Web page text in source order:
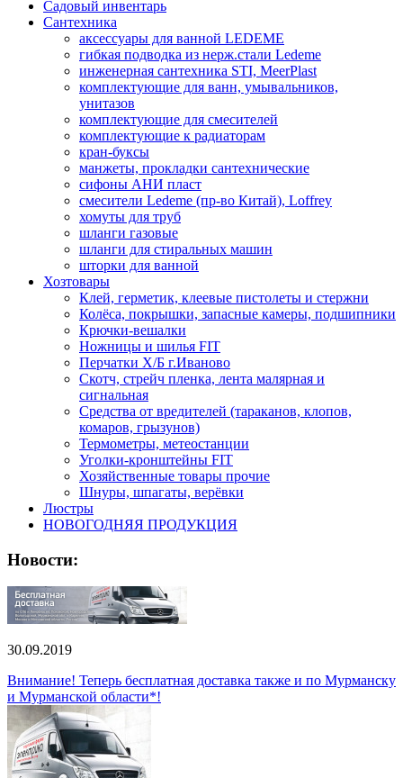
Садовый инвентарь
Сантехника
аксессуары для ванной LEDEME
гибкая подводка из нерж.стали Ledeme
инженерная сантехника STI, MeerPlast
комплектующие для ванн, умывальников,
унитазов
комплектующие для смесителей
комплектующие к радиаторам
кран-буксы
манжеты, прокладки сантехнические
сифоны АНИ пласт
смесители Ledeme (пр-во Китай), Loffrey
хомуты для труб
шланги газовые
шланги для стиральных машин
шторки для ванной
Хозтовары
Клей, герметик, клеевые пистолеты и стержни
Колёса, покрышки, запасные камеры, подшипники
Крючки-вешалки
Ножницы и шилья FIT
Перчатки Х/Б г.Иваново
Скотч, стрейч пленка, лента малярная и
сигнальная
Средства от вредителей (тараканов, клопов,
комаров, грызунов)
Термометры, метеостанции
Уголки-кронштейны FIT
Хозяйственные товары прочие
Шнуры, шпагаты, верёвки
Люстры
НОВОГОДНЯЯ ПРОДУКЦИЯ
Новости:
30.09.2019
Внимание! Теперь бесплатная доставка также и по Мурманску
и Мурманской области*!